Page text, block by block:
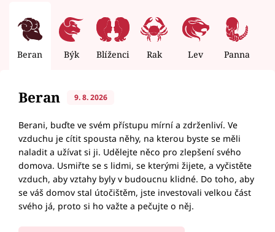
Beran Býk Blíženci Rak Lev Panna
Beran 9. 8. 2026
Berani, buďte ve svém přístupu mírní a zdrženliví. Ve
vzduchu je cítit spousta něhy, na kterou byste se měli
naladit a užívat si ji. Udělejte něco pro zlepšení svého
domova. Usmiřte se s lidmi, se kterými žijete, a vyčistěte
vzduch, aby vztahy byly v budoucnu klidné. Do toho, aby
se váš domov stal útočištěm, jste investovali velkou část
svého já, proto si ho važte a pečujte o něj.